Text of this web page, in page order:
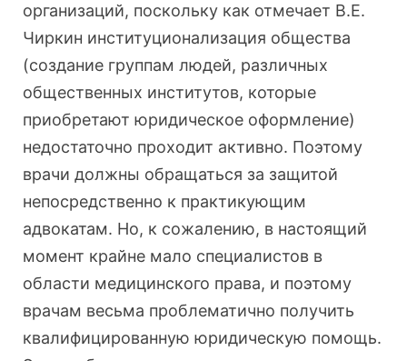
организаций, поскольку как отмечает В.Е.
Чиркин институционализация общества
(создание группам людей, различных
общественных институтов, которые
приобретают юридическое оформление)
недостаточно проходит активно. Поэтому
врачи должны обращаться за защитой
непосредственно к практикующим
адвокатам. Но, к сожалению, в настоящий
момент крайне мало специалистов в
области медицинского права, и поэтому
врачам весьма проблематично получить
квалифицированную юридическую помощь.